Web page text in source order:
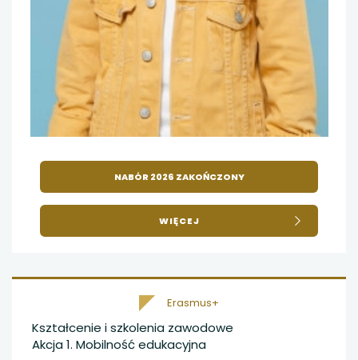
NABÓR 2026 ZAKOŃCZONY
WIĘCEJO
ZMIENIAJ
Erasmus+
Kształcenie i szkolenia zawodowe
Akcja 1. Mobilność edukacyjna